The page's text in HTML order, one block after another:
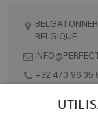
BELGIQUE
+32 470 96 35